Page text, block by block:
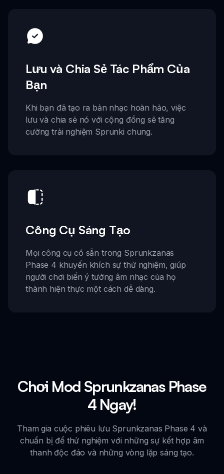
Lưu và Chia Sẻ Tác Phẩm Của
Bạn
Khi bạn đã tạo ra bản nhạc hoàn hảo, việc
lưu và chia sẻ nó với cộng đồng sẽ tăng
cường trải nghiệm Sprunki chung.
Công Cụ Sáng Tạo
Mọi công cụ có sẵn trong Sprunkzanas
Phase 4 khuyến khích sự thử nghiệm, giúp
người chơi biến ý tưởng âm nhạc của họ
thành hiện thực một cách dễ dàng.
Chơi Mod Sprunkzanas Phase
4 Ngay!
Tham gia cuộc phiêu lưu Sprunkzanas Phase 4 và
chuẩn bị để thử nghiệm với những sự kết hợp âm
thanh độc đáo và những vòng lặp sáng tạo.